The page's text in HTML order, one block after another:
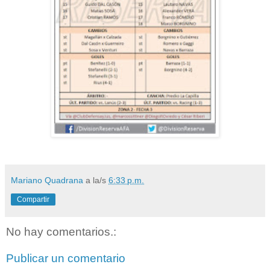
Mariano Quadrana a la/s 6:33 p.m.
Compartir
No hay comentarios.:
Publicar un comentario